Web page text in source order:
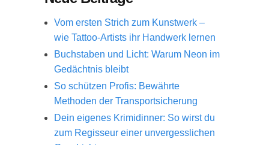
Vom ersten Strich zum Kunstwerk –
wie Tattoo-Artists ihr Handwerk lernen
Buchstaben und Licht: Warum Neon im
Gedächtnis bleibt
So schützen Profis: Bewährte
Methoden der Transportsicherung
Dein eigenes Krimidinner: So wirst du
zum Regisseur einer unvergesslichen